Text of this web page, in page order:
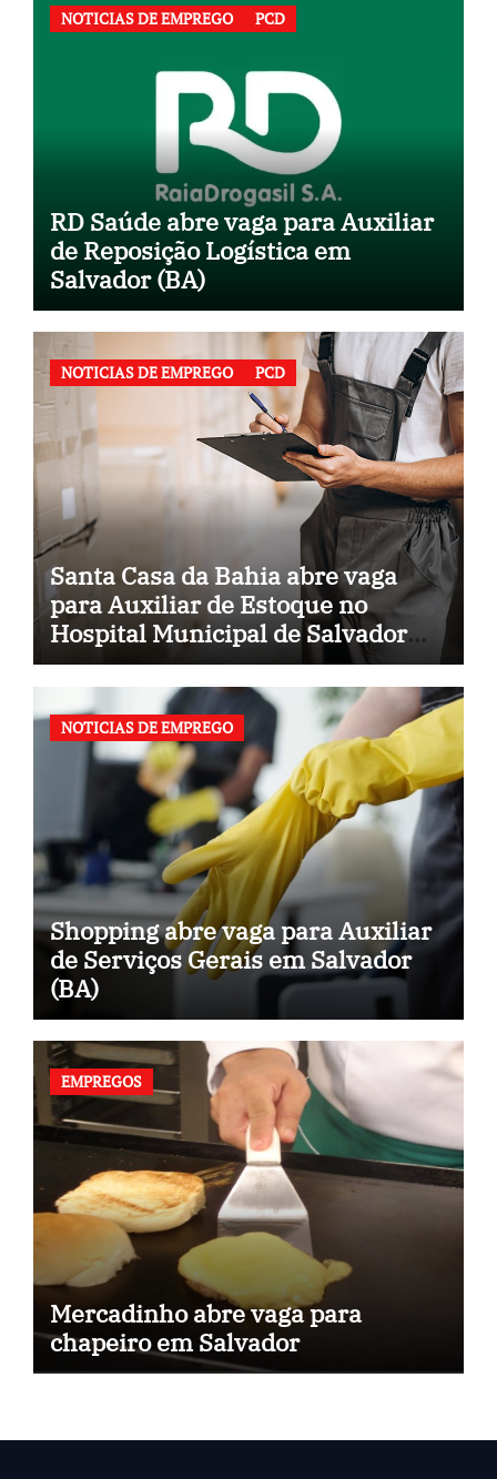
NOTICIAS DE EMPREGO PCD
RD Saúde abre vaga para Auxiliar
de Reposição Logística em
Salvador (BA)
NOTICIAS DE EMPREGO PCD
Santa Casa da Bahia abre vaga
para Auxiliar de Estoque no
Hospital Municipal de Salvador
(BA)
NOTICIAS DE EMPREGO
Shopping abre vaga para Auxiliar
de Serviços Gerais em Salvador
(BA)
EMPREGOS
Mercadinho abre vaga para
chapeiro em Salvador